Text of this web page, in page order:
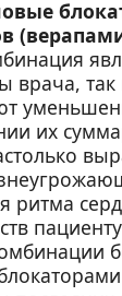
так
их
ритма